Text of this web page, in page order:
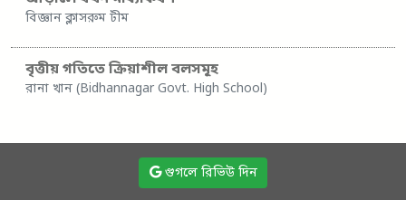
বিজ্ঞান ক্লাসরুম টীম
বৃত্তীয় গতিতে ক্রিয়াশীল বলসমূহ
রানা খান (Bidhannagar Govt. High School)
গুগলে রিভিউ দিন